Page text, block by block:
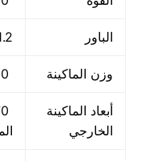
الباور 1.2
وزن الماكينة
أبعاد الماكينة
الخارجي